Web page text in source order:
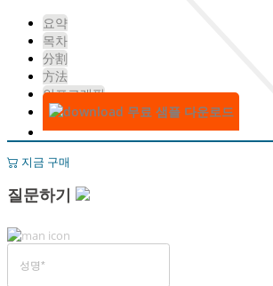
요약
목차
分割
方法
인포그래픽
무료 샘플 다운로드
지금 구매
질문하기